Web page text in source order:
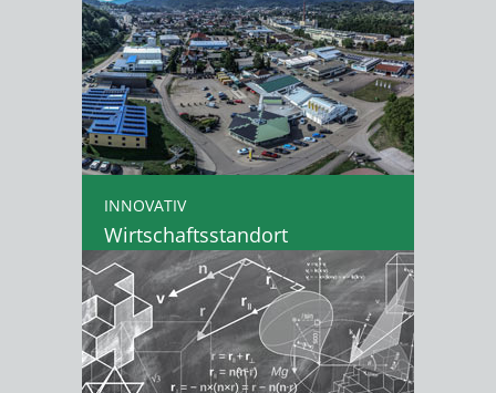
INNOVATIV
Wirtschaftsstandort